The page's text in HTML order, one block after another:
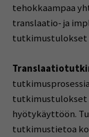
tehokkaampaa
translaatio- ja
tutkimustulokset
tutkimustulokset
hyötykäyttöön.
tutkimustietoa